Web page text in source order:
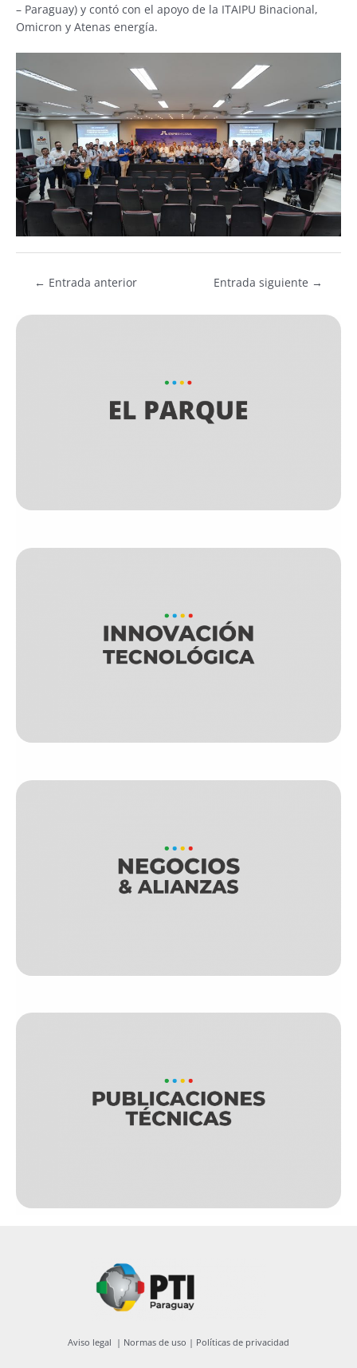
– Paraguay) y contó con el apoyo de la ITAIPU Binacional,
Omicron y Atenas energía.
← Entrada anterior Entrada siguiente →
Aviso legal | Normas de uso | Políticas de privacidad